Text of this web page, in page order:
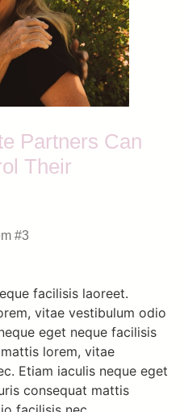
Partners Can
Their
#3
facilisis laoreet.
vitae vestibulum odio
eget neque facilisis
lorem, vitae
Etiam iaculis neque eget
consequat mattis